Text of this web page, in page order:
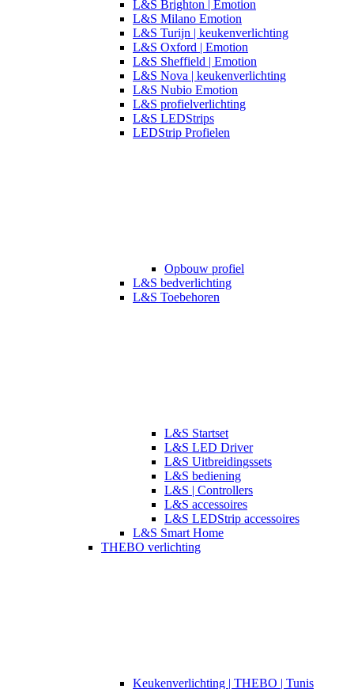
L&S Brighton | Emotion
L&S Milano Emotion
L&S Turijn | keukenverlichting
L&S Oxford | Emotion
L&S Sheffield | Emotion
L&S Nova | keukenverlichting
L&S Nubio Emotion
L&S profielverlichting
L&S LEDStrips
LEDStrip Profielen
Opbouw profiel
L&S bedverlichting
L&S Toebehoren
L&S Startset
L&S LED Driver
L&S Uitbreidingssets
L&S bediening
L&S | Controllers
L&S accessoires
L&S LEDStrip accessoires
L&S Smart Home
THEBO verlichting
​​Keukenverlichting | THEBO | Tunis